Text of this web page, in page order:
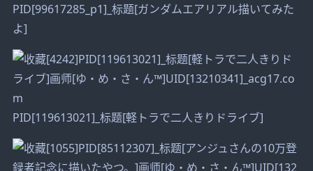
PID[99617285_p1]_标题[ガンダムエアリアル描いてみた
よ]
PID[119613021]_标题[軽トラで二人きりドライブ]